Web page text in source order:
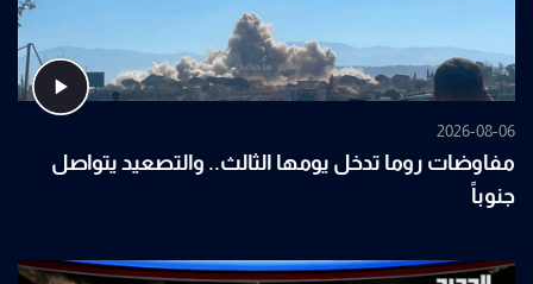
2026-08-06
مفاوضات روما تدخل يومها الثالث.. والتصعيد يتواصل
جنوباً